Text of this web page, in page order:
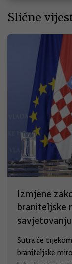
Slične
Izmjene
braniteljske
savjetovanju
Sutra će
braniteljske